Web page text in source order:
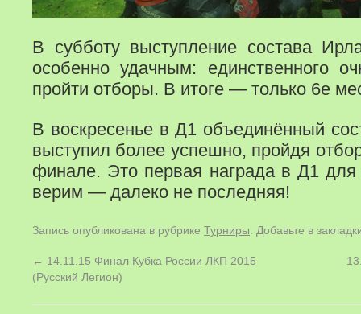
В субботу выступление состава
особенно удачным: единственного
пройти отборы. В итоге — только 6е
В воскресенье в Д1 объединённый
выступил более успешно, пройдя
финале. Это первая награда в Д1
верим — далеко не последняя!
Запись опубликована в рубрике Турниры . Добавьте в
← 14.11.15 Финал Кубка России ЛКП 2015
(Русский Легион)